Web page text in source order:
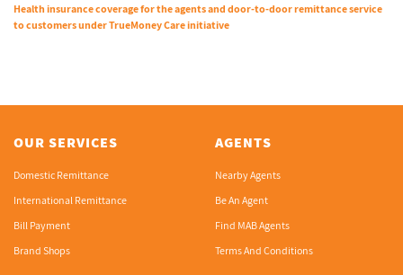
Health insurance coverage for the agents and door-to-door remittance service
to customers under TrueMoney Care initiative
OUR SERVICES
Domestic Remittance
International Remittance
Bill Payment
Brand Shops
AGENTS
Nearby Agents
Be An Agent
Find MAB Agents
Terms And Conditions